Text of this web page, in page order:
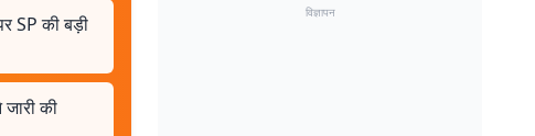
SP की बड़ी
की
विज्ञापन